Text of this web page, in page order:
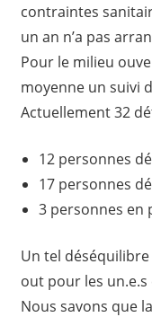
contraintes
un an n’a pas
Pour le milieu
moyenne un suivi
Actuellement 32
12 personnes
17 personnes
3 personnes en
Un tel
out pour les
Nous savons que